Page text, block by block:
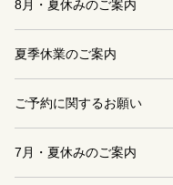
8月・夏休みのご案内
夏季休業のご案内
ご予約に関するお願い
7月・夏休みのご案内